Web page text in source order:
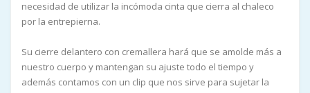
necesidad de utilizar la incómoda cinta que cierra al chaleco
por la entrepierna.
Su cierre delantero con cremallera hará que se amolde más a
nuestro cuerpo y mantengan su ajuste todo el tiempo y
además contamos con un clip que nos sirve para sujetar la